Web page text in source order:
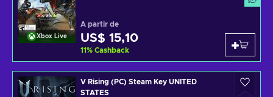
Xbox Live
A partir de
US$ 15,10
11% Cashback
V Rising (PC) Steam Key UNITED
STATES